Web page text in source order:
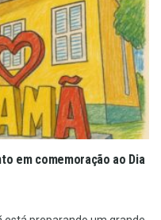
em comemoração ao Dia